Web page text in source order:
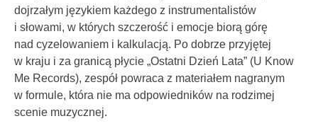
dojrzałym językiem każdego z instrumentalistów
i słowami, w których szczerość i emocje biorą górę
nad cyzelowaniem i kalkulacją. Po dobrze przyjętej
w kraju i za granicą płycie „Ostatni Dzień Lata” (U Know
Me Records), zespół powraca z materiałem nagranym
w formule, która nie ma odpowiedników na rodzimej
scenie muzycznej.